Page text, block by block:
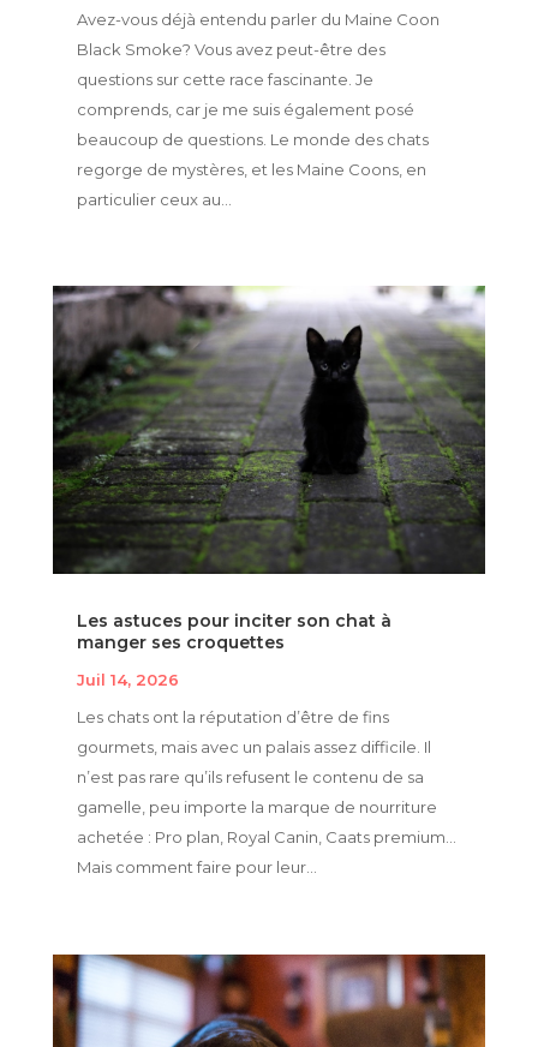
Avez-vous déjà entendu parler du Maine Coon
Black Smoke? Vous avez peut-être des
questions sur cette race fascinante. Je
comprends, car je me suis également posé
beaucoup de questions. Le monde des chats
regorge de mystères, et les Maine Coons, en
particulier ceux au...
Les astuces pour inciter son chat à
manger ses croquettes
Juil 14, 2026
Les chats ont la réputation d’être de fins
gourmets, mais avec un palais assez difficile. Il
n’est pas rare qu’ils refusent le contenu de sa
gamelle, peu importe la marque de nourriture
achetée : Pro plan, Royal Canin, Caats premium…
Mais comment faire pour leur...